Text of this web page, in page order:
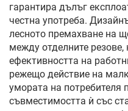
гарантира дълъг
честна употреба.
лесното премахване на
между отделните резове,
ефективността на
режещо действие на
умората на потребителя
съвместимостта ѝ със